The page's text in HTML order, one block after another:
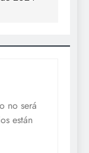
no será
están